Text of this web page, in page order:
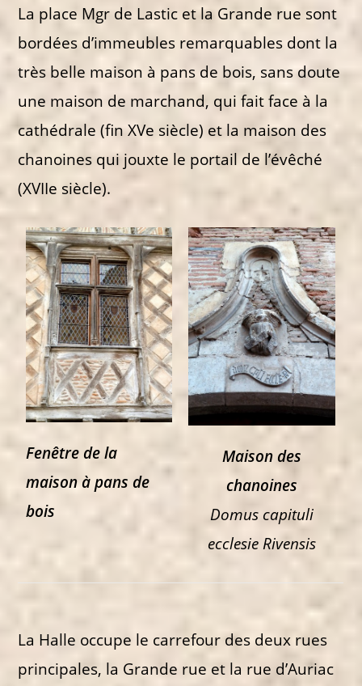
La place Mgr de Lastic et la Grande rue sont
bordées d’immeubles remarquables dont la
très belle maison à pans de bois, sans doute
une maison de marchand, qui fait face à la
cathédrale (fin XVe siècle) et la maison des
chanoines qui jouxte le portail de l’évêché
(XVIIe siècle).
Fenêtre de la
maison à pans de
bois
Maison des
chanoines
Domus capituli
ecclesie Rivensis
La Halle occupe le carrefour des deux rues
principales, la Grande rue et la rue d’Auriac